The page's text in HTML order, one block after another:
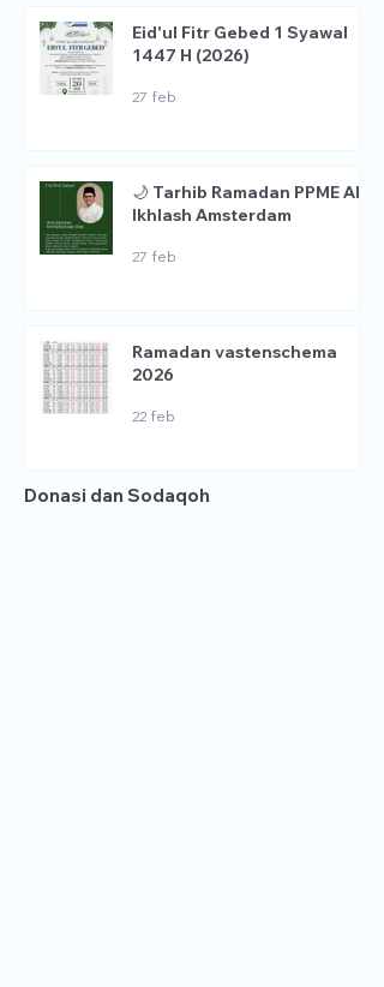
Eid'ul Fitr Gebed 1 Syawal
1447 H (2026)
27 feb
🌙 Tarhib Ramadan PPME Al
Ikhlash Amsterdam
27 feb
Ramadan vastenschema
2026
22 feb
Donasi dan Sodaqoh